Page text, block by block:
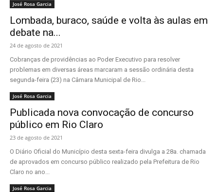
José Rosa Garcia
Lombada, buraco, saúde e volta às aulas em
debate na...
24 de agosto de 2021
Cobranças de providências ao Poder Executivo para resolver
problemas em diversas áreas marcaram a sessão ordinária desta
segunda-feira (23) na Câmara Municipal de Rio...
José Rosa Garcia
Publicada nova convocação de concurso
público em Rio Claro
23 de agosto de 2021
O Diário Oficial do Município desta sexta-feira divulga a 28a. chamada
de aprovados em concurso público realizado pela Prefeitura de Rio
Claro no ano...
José Rosa Garcia